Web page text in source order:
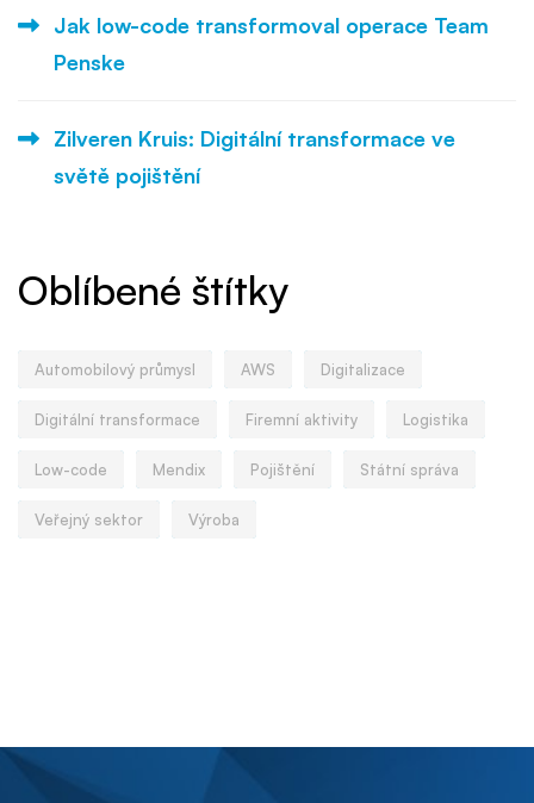
Jak low-code transformoval operace Team
Penske
Zilveren Kruis: Digitální transformace ve
světě pojištění
Oblíbené štítky
Automobilový průmysl AWS Digitalizace
Digitální transformace Firemní aktivity Logistika
Low-code Mendix Pojištění Státní správa
Veřejný sektor Výroba